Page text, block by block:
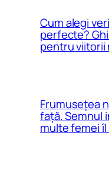
Cum alegi
perfecte?
pentru viitorii
Frumusețea
față. Semnul
multe femei